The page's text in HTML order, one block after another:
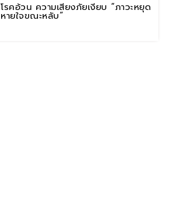
โรคอ้วน ความเสี่ยงภัยเงียบ “ภาวะหยุด
หายใจขณะหลับ”